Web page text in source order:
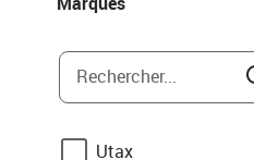
Rechercher...
Utax